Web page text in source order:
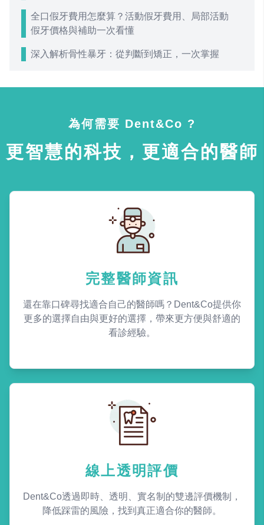
全口假牙費用怎麼算？活動假牙費用、局部活動
假牙價格與補助一次看懂
深入解析骨性暴牙：從判斷到矯正，一次掌握
為何需要 Dent&Co ?
更智慧的科技，更適合的醫師
完整醫師資訊
還在靠口碑尋找適合自己的醫師嗎？Dent&Co提供你
更多的選擇自由與更好的選擇，帶來更方便與舒適的
看診經驗。
線上透明評價
Dent&Co透過即時、透明、實名制的雙邊評價機制，
降低踩雷的風險，找到真正適合你的醫師。